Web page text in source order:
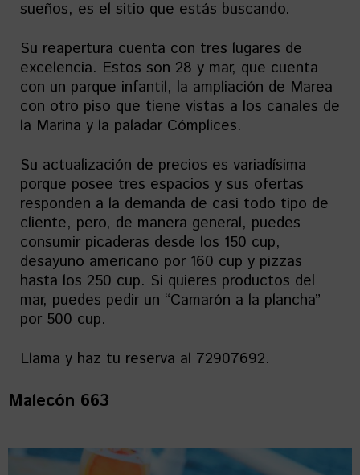
sueños, es el sitio que estás buscando.
Su reapertura cuenta con tres lugares de
excelencia. Estos son 28 y mar, que cuenta
con un parque infantil, la ampliación de Marea
con otro piso que tiene vistas a los canales de
la Marina y la paladar Cómplices.
Su actualización de precios es variadísima
porque posee tres espacios y sus ofertas
responden a la demanda de casi todo tipo de
cliente, pero, de manera general, puedes
consumir picaderas desde los 150 cup,
desayuno americano por 160 cup y pizzas
hasta los 250 cup. Si quieres productos del
mar, puedes pedir un “Camarón a la plancha”
por 500 cup.
Llama y haz tu reserva al 72907692.
Malecón 663